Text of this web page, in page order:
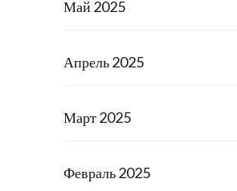
Май 2025
Апрель 2025
Март 2025
Февраль 2025